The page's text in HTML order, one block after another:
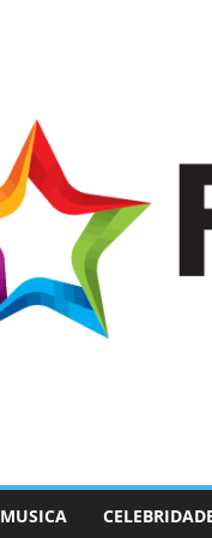
MUSICA